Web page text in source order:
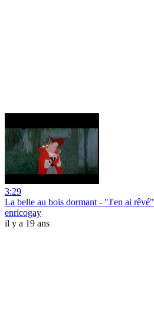
3:29
La belle au bois dormant - "J'en ai rêvé"
enricogay
il y a 19 ans